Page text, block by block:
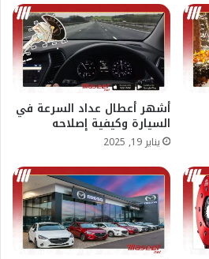
أشهر أعطال عداد السرعة في
السيارة وكيفية إصلاحه
يناير 19, 2025